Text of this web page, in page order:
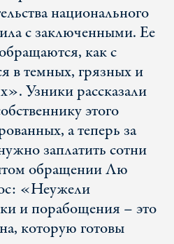
национального
с заключенными. Ее
как с
в темных, грязных и
Узники рассказали
этого
а теперь за
заплатить сотни
обращении Лю
«Неужели
и порабощения – это
которую готовы